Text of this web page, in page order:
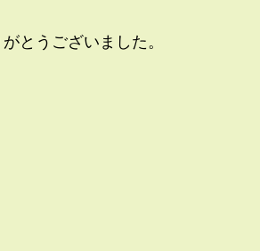
とうございました。